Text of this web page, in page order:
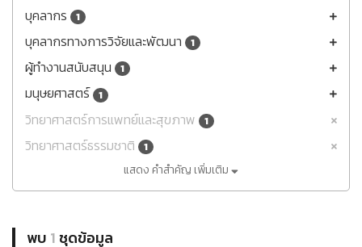
บุคลากร 1
บุคลากรทางการวิจัยและพัฒนา 1
ผู้ทำงานสนับสนุน 1
มนุษยศาสตร์ 1
วิทยาศาสตร์การแพทย์และสุขภาพ 1
วิทยาศาสตร์ธรรมชาติ 1
แสดง คำสำคัญ เพิ่มเติม
พบ 1ชุดข้อมูล